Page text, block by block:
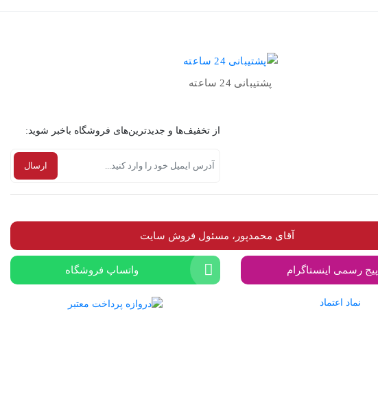
پشتیبانی 24 ساعته
از تخفیف‌ها و جدیدترین‌های فروشگاه باخبر شوید:
آقای محمدپور، مسئول فروش سایت
پیج رسمی اینستاگرام واتساپ فروشگاه